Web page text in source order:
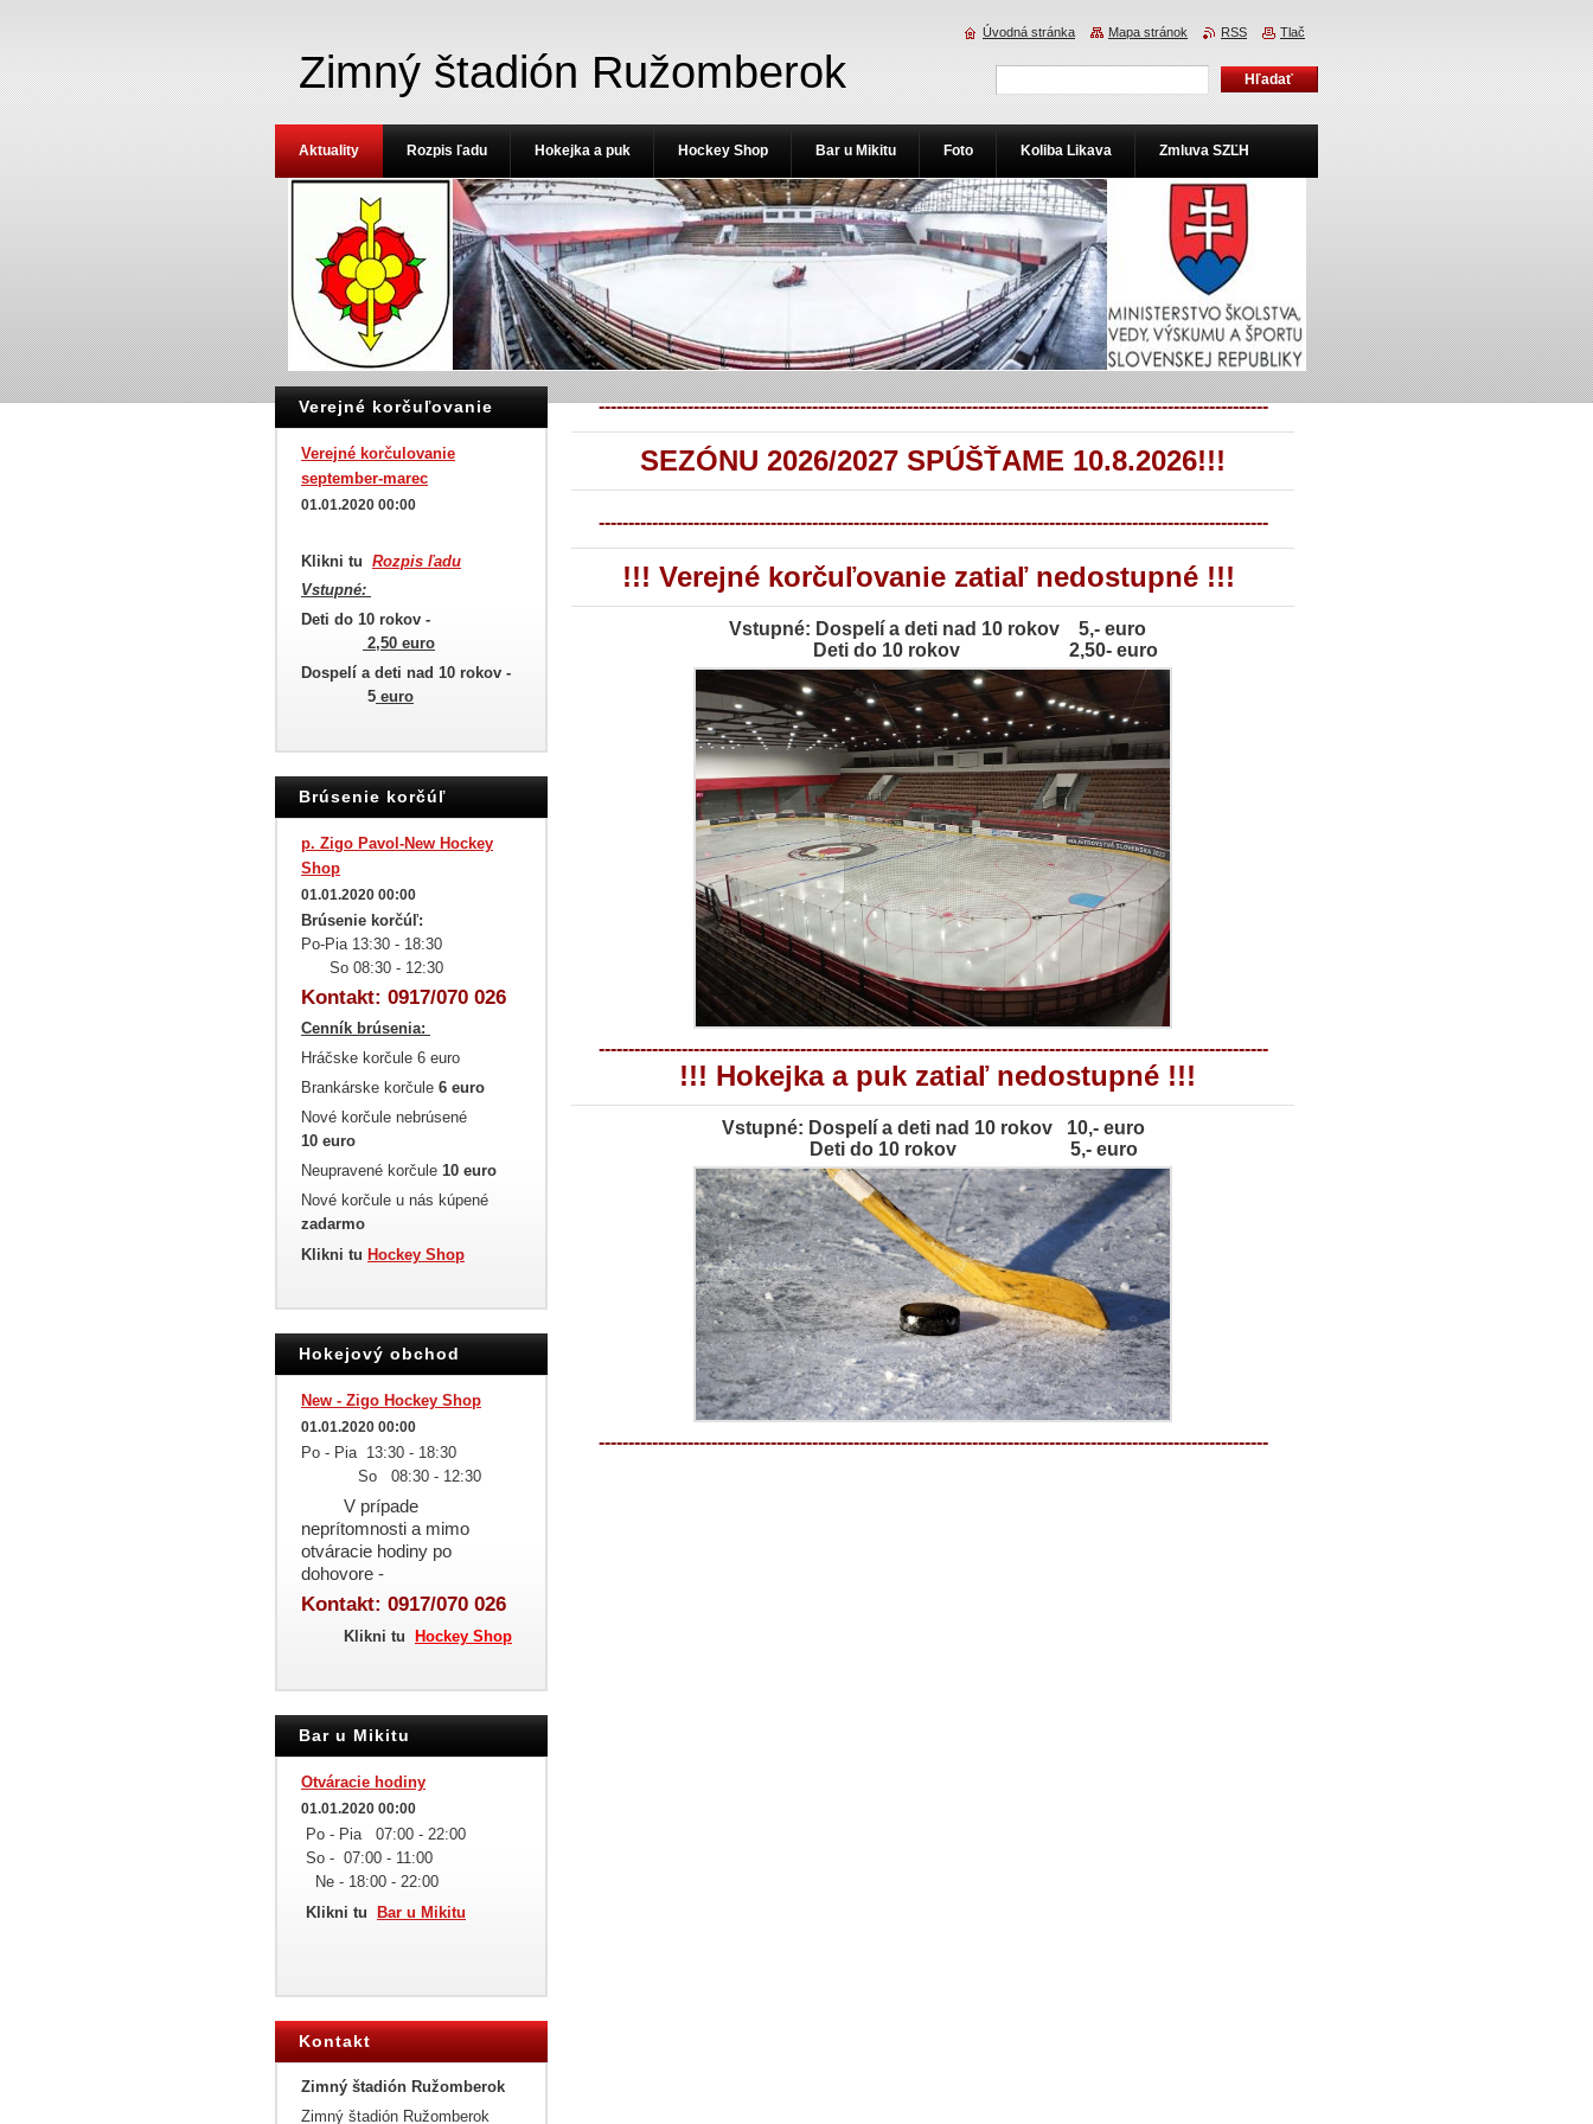
Zimný štadión Ružomberok
-----------------------------------------------------------------------------------------------------------------
SEZÓNU 2026/2027 SPÚŠŤAME 10.8.2026!!!
-----------------------------------------------------------------------------------------------------------------
!!! Verejné korčuľovanie zatiaľ nedostupné !!!
Vstupné: Dospelí a deti nad 10 rokov 5,- euro
Deti do 10 rokov 2,50- euro
-----------------------------------------------------------------------------------------------------------------
!!! Hokejka a puk zatiaľ nedostupné !!!
Vstupné: Dospelí a deti nad 10 rokov 10,- euro
Deti do 10 rokov 5,- euro
-----------------------------------------------------------------------------------------------------------------
Verejné korčuľovanie
Verejné korčulovanie
september-marec
01.01.2020 00:00
Klikni tu Rozpis ľadu
Vstupné:
Deti do 10 rokov -
2,50 euro
Dospelí a deti nad 10 rokov -
5 euro
Brúsenie korčúľ
p. Zigo Pavol-New Hockey
Shop
01.01.2020 00:00
Brúsenie korčúľ:
Po-Pia 13:30 - 18:30
So 08:30 - 12:30
Kontakt: 0917/070 026
Cenník brúsenia:
Hráčske korčule 6 euro
Brankárske korčule 6 euro
Nové korčule nebrúsené
10 euro
Neupravené korčule 10 euro
Nové korčule u nás kúpené
zadarmo
Klikni tu Hockey Shop
Hokejový obchod
New - Zigo Hockey Shop
01.01.2020 00:00
Po - Pia 13:30 - 18:30
So 08:30 - 12:30
V prípade
neprítomnosti a mimo
otváracie hodiny po
dohovore -
Kontakt: 0917/070 026
Klikni tu Hockey Shop
Bar u Mikitu
Otváracie hodiny
01.01.2020 00:00
Po - Pia 07:00 - 22:00
So - 07:00 - 11:00
Ne - 18:00 - 22:00
Klikni tu
Bar u Mikitu
Kontakt
Zimný štadión Ružomberok
Zimný štadión Ružomberok
Aktuality Rozpis ľadu Hokejka a puk Hockey Shop Bar u Mikitu Foto Koliba Likava Zmluva SZĽH
Úvodná stránka Mapa stránok RSS Tlač